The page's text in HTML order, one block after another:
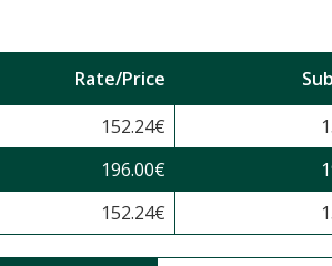
Rate/Price
152.24€
196.00€
152.24€